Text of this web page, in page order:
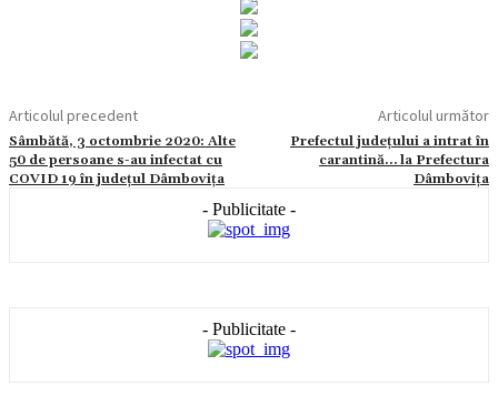
Articolul precedent
Sâmbătă, 3 octombrie 2020: Alte
50 de persoane s-au infectat cu
COVID 19 în județul Dâmbovița
Articolul următor
Prefectul județului a intrat în
carantină… la Prefectura
Dâmbovița
- Publicitate -
- Publicitate -